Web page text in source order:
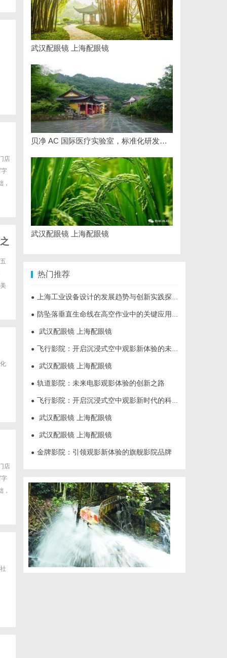
店
，
店
，
武汉配眼镜 上海配眼镜
贝净 AC 国际医疗实验室，标准化研发体系全解析
武汉配眼镜 上海配眼镜
热门推荐
● 上海工业设备设计的发展趋势与创新实践探索
● 防坠落垂直生命线在高空作业中的关键应用与安全保障
● 武汉配眼镜 上海配眼镜
● 飞行影院：开启沉浸式空中观影新体验的未来趋势
● 武汉配眼镜 上海配眼镜
● 轨道影院：未来电影观影体验的创新之路
● 飞行影院：开启沉浸式空中观影新时代的科技体验
● 武汉配眼镜 上海配眼镜
● 武汉配眼镜 上海配眼镜
● 金牌影院：引领观影新体验的旗舰影院品牌